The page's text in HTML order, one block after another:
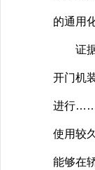
的通用
证据4
开门机
进行……
使用较
能够在